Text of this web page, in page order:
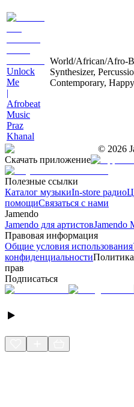
Unlock
Me
|
Afrobeat
Music
Praz
Khanal
World/African/Afro-
Synthesizer,
Contemporary,
© 2026
Скачать приложение
Полезные ссылки
Каталог музыкиIn-store радио
помощиСвязаться с нами
Jamendo
Jamendo для артистовJamendo
Правовая информация
Общие условия использования
конфиденциальности
прав
Подписаться